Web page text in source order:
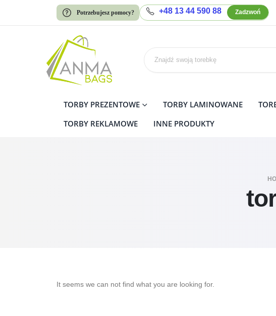
Potrzebujesz pomocy? +48 13 44 590 88 Zadzwoń
TORBY PREZENTOWE TORBY LAMINOWANE
TORBY REKLAMOWE
INNE PRODUKTY
It seems we can not find what you are looking for.